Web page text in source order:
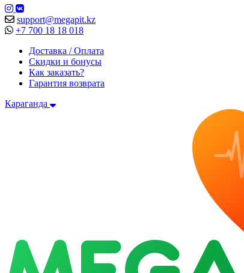
support@megapit.kz
+7 700 18 18 018
Доставка / Оплата
Скидки и бонусы
Как заказать?
Гарантия возврата
Караганда